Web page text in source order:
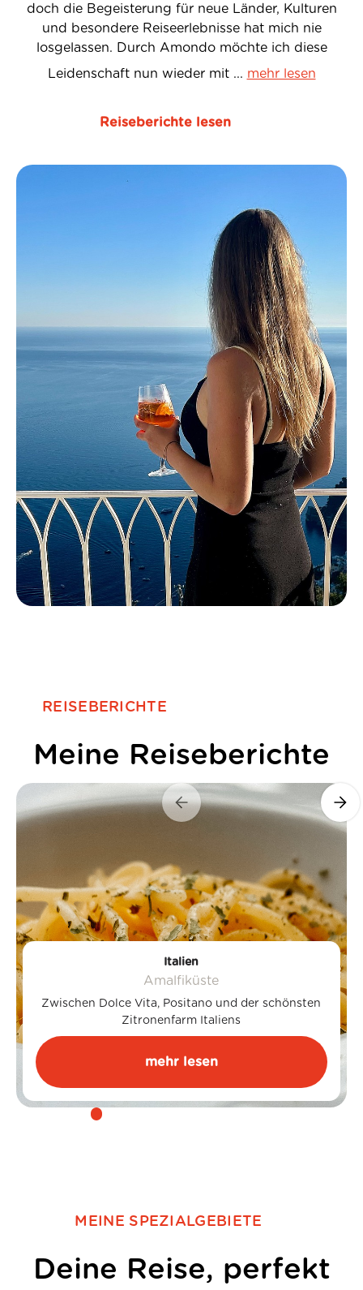
doch die Begeisterung für neue Länder, Kulturen
und besondere Reiseerlebnisse hat mich nie
losgelassen. Durch Amondo möchte ich diese
Leidenschaft nun wieder mit ... mehr lesen
Reiseberichte lesen
REISEBERICHTE
Meine Reiseberichte
Italien
Amalfiküste
Zwischen Dolce Vita, Positano und der schönsten
Zitronenfarm Italiens
mehr lesen
MEINE SPEZIALGEBIETE
Deine Reise, perfekt